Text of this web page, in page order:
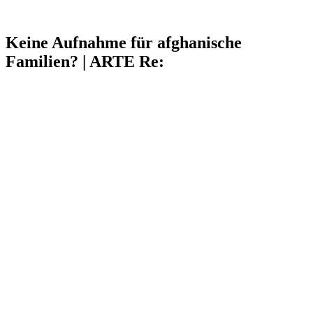
Keine Aufnahme für afghanische
Familien? | ARTE Re: